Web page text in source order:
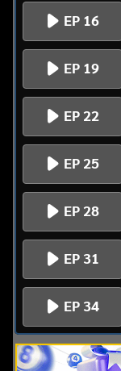
EP 16
EP 19
EP 22
EP 25
EP 28
EP 31
EP 34